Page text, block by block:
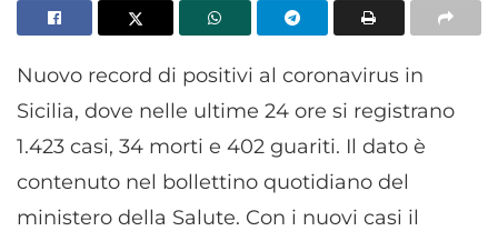
Nuovo record di positivi al coronavirus in
Sicilia, dove nelle ultime 24 ore si registrano
1.423 casi, 34 morti e 402 guariti. Il dato è
contenuto nel bollettino quotidiano del
ministero della Salute. Con i nuovi casi il